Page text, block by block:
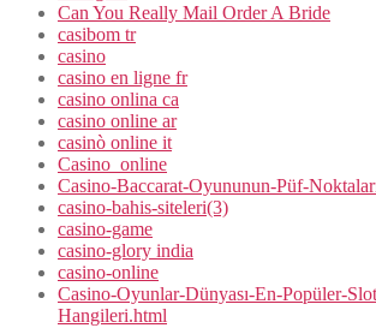
Can You Really Mail Order A Bride
casibom tr
casino
casino en ligne fr
casino onlina ca
casino online ar
casinò online it
Casino_online
Casino-Baccarat-Oyununun-Püf-
casino-bahis-siteleri(3)
casino-game
casino-glory india
casino-online
Casino-Oyunlar-Dünyası-En-Popüler-
Hangileri.html